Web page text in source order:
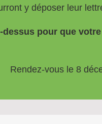
y déposer leur
pour que
Rendez-vous le 8